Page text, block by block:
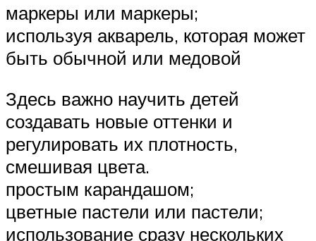
маркеры или маркеры;
используя акварель, которая может
быть обычной или медовой
Здесь важно научить детей
создавать новые оттенки и
регулировать их плотность,
смешивая цвета.
простым карандашом;
цветные пастели или пастели;
использование сразу нескольких